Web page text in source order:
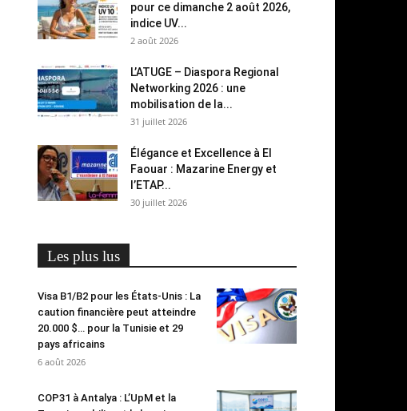
pour ce dimanche 2 août 2026,
indice UV...
2 août 2026
L’ATUGE – Diaspora Regional
Networking 2026 : une
mobilisation de la...
31 juillet 2026
Élégance et Excellence à El
Faouar : Mazarine Energy et
l’ETAP...
30 juillet 2026
Les plus lus
Visa B1/B2 pour les États-Unis : La
caution financière peut atteindre
20.000 $… pour la Tunisie et 29
pays africains
6 août 2026
COP31 à Antalya : L’UpM et la